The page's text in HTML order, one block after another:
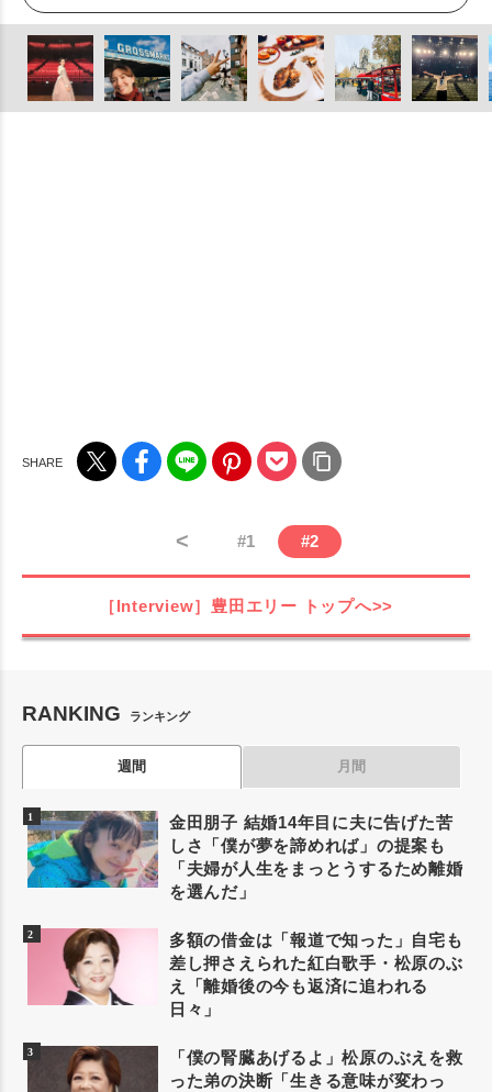
< #1 #2
［Interview］豊田エリー トップへ>>
RANKING ランキング
週間 月間
金田朋子 結婚14年目に夫に告げた苦
しさ「僕が夢を諦めれば」の提案も
「夫婦が人生をまっとうするため離婚
を選んだ」
多額の借金は「報道で知った」自宅も
差し押さえられた紅白歌手・松原のぶ
え「離婚後の今も返済に追われる
日々」
「僕の腎臓あげるよ」松原のぶえを救
った弟の決断「生きる意味が変わっ